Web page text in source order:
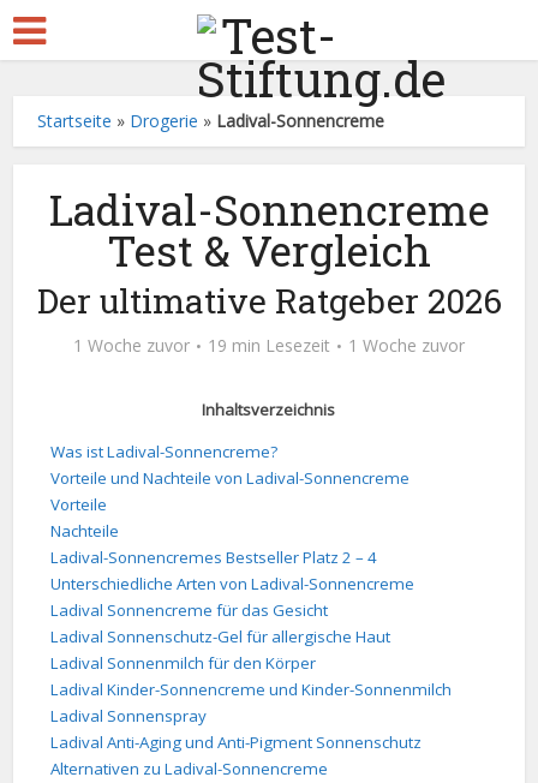
Startseite » Drogerie » Ladival-Sonnencreme
Ladival-Sonnencreme
Test & Vergleich
Der ultimative Ratgeber 2026
1 Woche zuvor 19 min Lesezeit 1 Woche zuvor
Inhaltsverzeichnis
Was ist Ladival-Sonnencreme?
Vorteile und Nachteile von Ladival-Sonnencreme
Vorteile
Nachteile
Ladival-Sonnencremes Bestseller Platz 2 – 4
Unterschiedliche Arten von Ladival-Sonnencreme
Ladival Sonnencreme für das Gesicht
Ladival Sonnenschutz-Gel für allergische Haut
Ladival Sonnenmilch für den Körper
Ladival Kinder-Sonnencreme und Kinder-Sonnenmilch
Ladival Sonnenspray
Ladival Anti-Aging und Anti-Pigment Sonnenschutz
Alternativen zu Ladival-Sonnencreme